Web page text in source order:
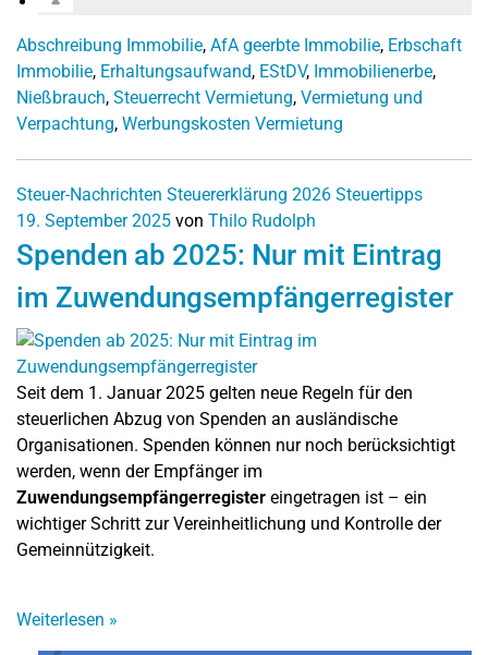
Abschreibung Immobilie, AfA geerbte Immobilie, Erbschaft
Immobilie, Erhaltungsaufwand, EStDV, Immobilienerbe,
Nießbrauch, Steuerrecht Vermietung, Vermietung und
Verpachtung, Werbungskosten Vermietung
Steuer-Nachrichten Steuererklärung 2026 Steuertipps
19. September 2025 von Thilo Rudolph
Spenden ab 2025: Nur mit Eintrag
im Zuwendungsempfängerregister
Seit dem 1. Januar 2025 gelten neue Regeln für den
steuerlichen Abzug von Spenden an ausländische
Organisationen. Spenden können nur noch berücksichtigt
werden, wenn der Empfänger im
Zuwendungsempfängerregister eingetragen ist – ein
wichtiger Schritt zur Vereinheitlichung und Kontrolle der
Gemeinnützigkeit.
Weiterlesen »